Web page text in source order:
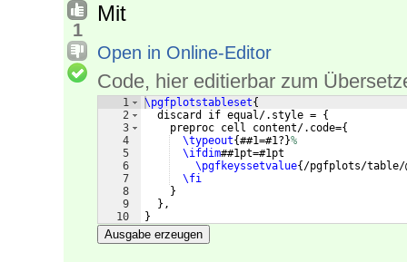
1
Mit
Open in Online-Editor
Code, hier editierbar zum
1
2
3
4
5
6
7
8
9
10
\pgfplotstableset{
  discard if equal/.style =
{
    preproc cell content/.code=
{
\typeout{##1=#1? }%
\ifdim##1pt=#1pt
\pgfkeyssetvalue{ /pgfplots/table/
\fi
}
} ,
}
Ausgabe erzeugen